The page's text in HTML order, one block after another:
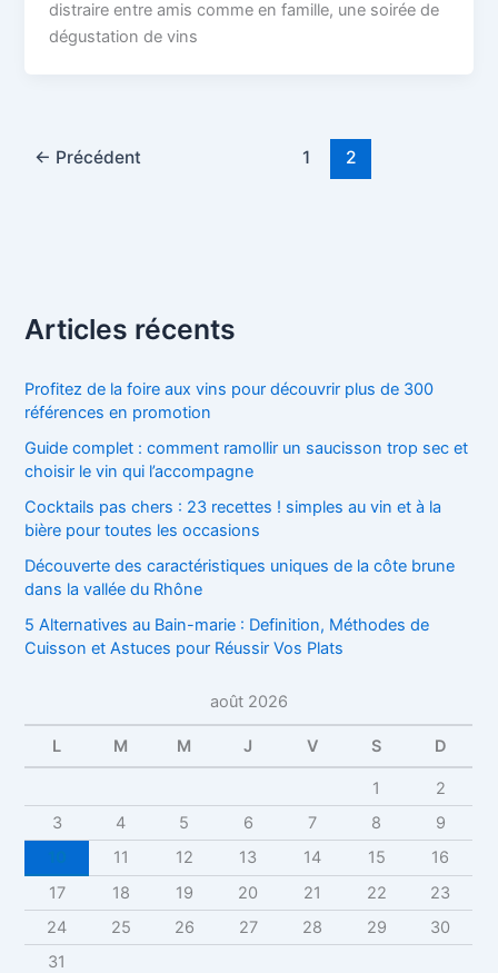
distraire entre amis comme en famille, une soirée de
dégustation de vins
← Précédent 1 2
Articles récents
Profitez de la foire aux vins pour découvrir plus de 300
références en promotion
Guide complet : comment ramollir un saucisson trop sec et
choisir le vin qui l’accompagne
Cocktails pas chers : 23 recettes ! simples au vin et à la
bière pour toutes les occasions
Découverte des caractéristiques uniques de la côte brune
dans la vallée du Rhône
5 Alternatives au Bain-marie : Definition, Méthodes de
Cuisson et Astuces pour Réussir Vos Plats
août 2026
L M M J V S D
1
2
3
4 5 6 7 8
9
11 12 13 14 15
16
17
18 19 20 21 22
23
24
25 26 27 28 29
30
31